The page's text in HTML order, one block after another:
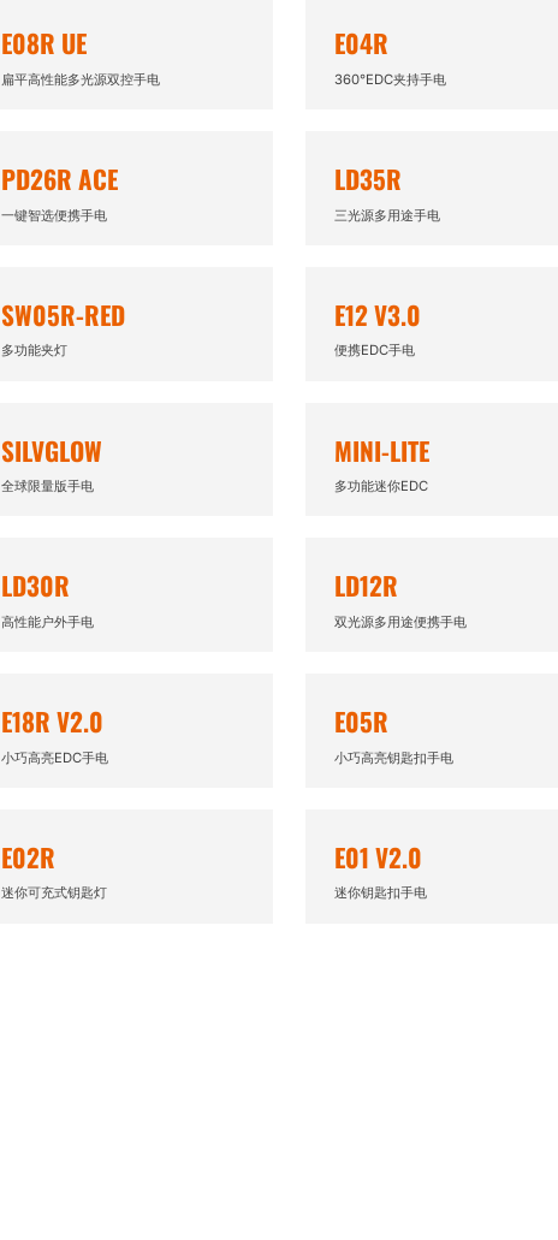
E08R UE
扁平高性能多光源双控手电
E04R
360°EDC夹持手电
PD26R ACE
一键智选便携手电
LD35R
三光源多用途手电
SW05R-RED
多功能夹灯
E12 V3.0
便携EDC手电
SILVGLOW
全球限量版手电
MINI-LITE
多功能迷你EDC
LD30R
高性能户外手电
LD12R
双光源多用途便携手电
E18R V2.0
小巧高亮EDC手电
E05R
小巧高亮钥匙扣手电
E02R
迷你可充式钥匙灯
E01 V2.0
迷你钥匙扣手电